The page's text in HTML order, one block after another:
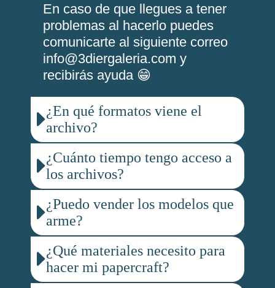
En caso de que llegues a tener
problemas al hacerlo puedes
comunicarte al siguiente correo
info@3diergaleria.com y
recibirás ayuda 😁
¿En qué formatos viene el
archivo?
¿Cuánto tiempo tengo acceso a
los archivos?
¿Puedo vender los modelos que
arme?
¿Qué materiales necesito para
hacer mi papercraft?